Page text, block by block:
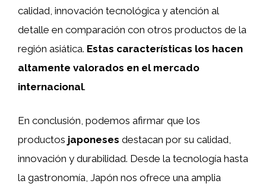
calidad, innovación tecnológica y atención al
detalle en comparación con otros productos de la
región asiática. Estas características los hacen
altamente valorados en el mercado
internacional.
En conclusión, podemos afirmar que los
productos japoneses destacan por su calidad,
innovación y durabilidad. Desde la tecnología hasta
la gastronomía, Japón nos ofrece una amplia